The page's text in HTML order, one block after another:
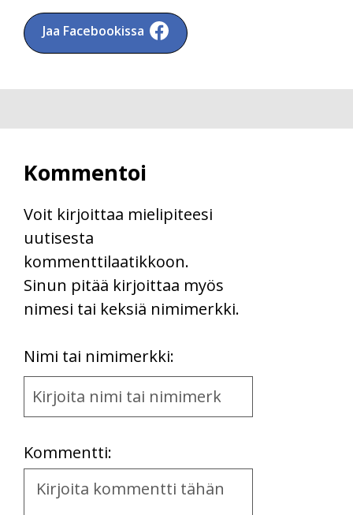
Jaa Facebookissa
Kommentoi
Voit kirjoittaa mielipiteesi
uutisesta
kommenttilaatikkoon.
Sinun pitää kirjoittaa myös
nimesi tai keksiä nimimerkki.
Nimi tai nimimerkki:
Name
and
Kommentti:
Kommentti